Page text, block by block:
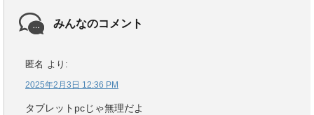
みんなのコメント
匿名 より:
2025年2月3日 12:36 PM
タブレットpcじゃ無理だよ